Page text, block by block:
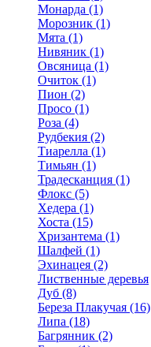
Монарда (1)
Морозник (1)
Мята (1)
Нивяник (1)
Овсяница (1)
Очиток (1)
Пион (2)
Просо (1)
Роза (4)
Рудбекия (2)
Тиарелла (1)
Тимьян (1)
Традесканция (1)
Флокс (5)
Хедера (1)
Хоста (15)
Хризантема (1)
Шалфей (1)
Эхинацея (2)
Лиственные деревья
Дуб (8)
Береза Плакучая (16)
Липа (18)
Багрянник (2)